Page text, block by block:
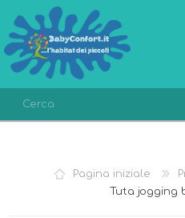
LISTA DEI DESIDERI
Pagina iniziale
Tuta jogging